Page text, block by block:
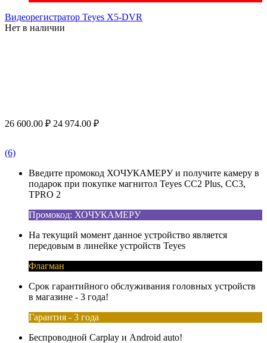
Видеорегистратор Teyes X5-DVR
Нет в наличии
26 600.00 ₽ 24 974.00 ₽
(6)
Введите промокод ХОЧУКАМЕРУ и получите камеру в
подарок при покупке магнитол Teyes CC2 Plus, CC3,
TPRO 2
Промокод: ХОЧУКАМЕРУ
На текущий момент данное устройство является
передовым в линейке устройств Teyes
Флагман
Срок гарантийного обслуживания головных устройств
в магазине - 3 года!
Гарантия - 3 года
Беспроводной Carplay и Android auto!